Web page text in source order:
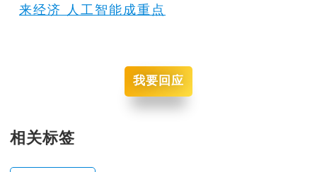
来经济 人工智能成重点
我要回应
相关标签